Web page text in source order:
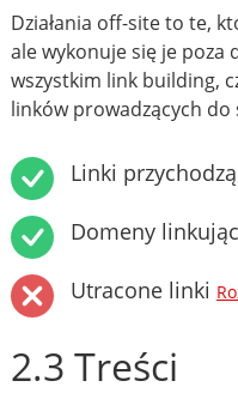
Działania off-site to te,
ale wykonuje się je poza
wszystkim link building,
linków prowadzących do
Linki
Domeny
Utracone linki
2.3 Treści